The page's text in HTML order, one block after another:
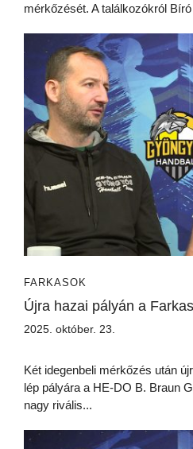
mérkőzését. A találkozókról
FARKASOK
Újra hazai pályán a
2025. október. 23.
Két idegenbeli mérkőzés után
lép pályára a HE-DO B. Braun
nagy rivális...